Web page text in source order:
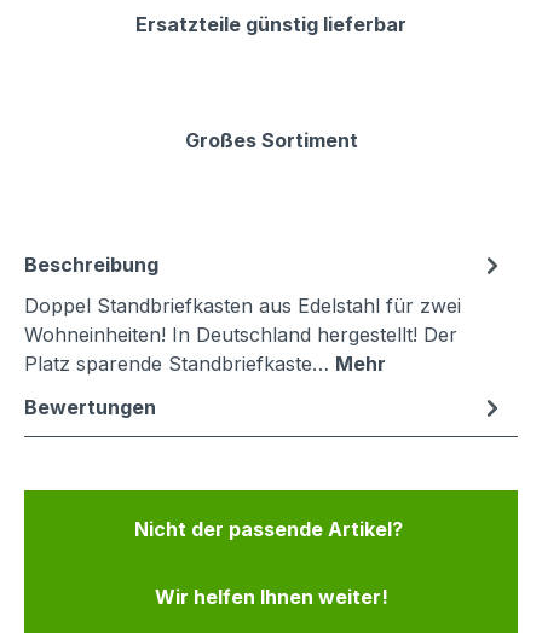
Ersatzteile günstig lieferbar
Großes Sortiment
Beschreibung
Doppel Standbriefkasten aus Edelstahl für zwei
Wohneinheiten! In Deutschland hergestellt! Der
Platz sparende Standbriefkaste… Mehr
Bewertungen
Nicht der passende Artikel?
Wir helfen Ihnen weiter!